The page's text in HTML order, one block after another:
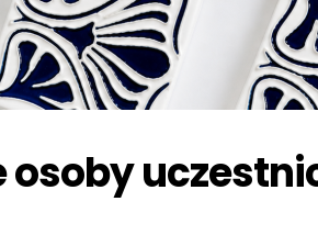
osoby